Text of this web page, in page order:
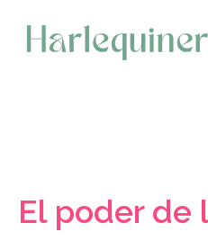
contenido
El poder de